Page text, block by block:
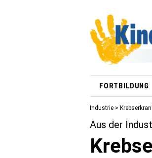
FORTBILDUNG
Industrie >
Aus der